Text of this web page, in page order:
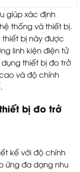
giúp xác định
thống và thiết bị.
bị này được
linh kiện điện tử
thiết bị đo trở
và độ chính
bị đo trở
kế với độ chính
ứng đa dạng nhu